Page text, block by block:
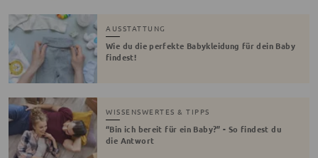
AUSSTATTUNG
Wie du die perfekte Babykleidung für dein Baby
findest!
WISSENSWERTES & TIPPS
“Bin ich bereit für ein Baby?” - So findest du
die Antwort